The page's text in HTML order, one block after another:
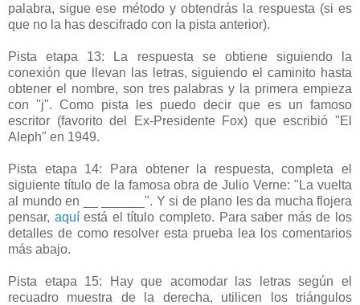
palabra, sigue ese método y obtendrás la respuesta (si es
que no la has descifrado con la pista anterior).
Pista etapa 13: La respuesta se obtiene siguiendo la
conexión que llevan las letras, siguiendo el caminito hasta
obtener el nombre, son tres palabras y la primera empieza
con "j". Como pista les puedo decir que es un famoso
escritor (favorito del Ex-Presidente Fox) que escribió "El
Aleph" en 1949.
Pista etapa 14: Para obtener la respuesta, completa el
siguiente título de la famosa obra de Julio Verne: "La vuelta
al mundo en __ ______". Y si de plano les da mucha flojera
pensar, aquíestá el título completo. Para saber más de los
detalles de como resolver esta prueba lea los comentarios
más abajo.
Pista etapa 15: Hay que acomodar las letras según el
recuadro muestra de la derecha, utilicen los triángulos